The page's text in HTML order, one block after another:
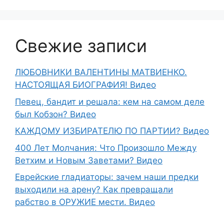
Свежие записи
ЛЮБОВНИКИ ВАЛЕНТИНЫ МАТВИЕНКО.
НАСТОЯЩАЯ БИОГРАФИЯ! Видео
Певец, бандит и решала: кем на самом деле
был Кобзон? Видео
КАЖДОМУ ИЗБИРАТЕЛЮ ПО ПАРТИИ? Видео
400 Лет Молчания: Что Произошло Между
Ветхим и Новым Заветами? Видео
Еврейские гладиаторы: зачем наши предки
выходили на арену? Как превращали
рабство в ОРУЖИЕ мести. Видео